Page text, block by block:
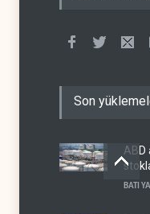
Son
ABD
yana
BATI